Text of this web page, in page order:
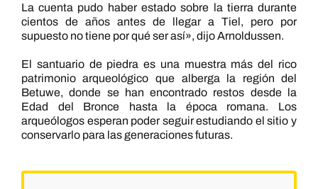
La cuenta pudo haber estado sobre la tierra durante
cientos de años antes de llegar a Tiel, pero por
supuesto no tiene por qué ser así», dijo Arnoldussen.
El santuario de piedra es una muestra más del rico
patrimonio arqueológico que alberga la región del
Betuwe, donde se han encontrado restos desde la
Edad del Bronce hasta la época romana. Los
arqueólogos esperan poder seguir estudiando el sitio y
conservarlo para las generaciones futuras.